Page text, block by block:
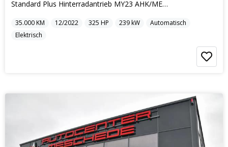
Standard Plus Hinterradantrieb MY23 AHK/METALLI...
35.000KM 12/2022 325 HP 239kW
Automatisch
Elektrisch